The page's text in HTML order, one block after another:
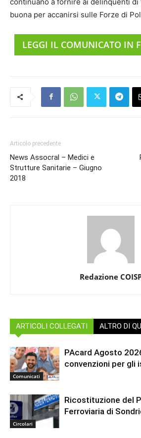
buona per accanirsi sulle Forze di
LEGGI IL COMUNICATO IN
Articolo precedente
News Assocral – Medici e
Strutture Sanitarie – Giugno
2018
Redazione
ARTICOLI COLLEGATI ALTRO DI
Comunicati
PAcard Agosto
convenzioni per gli
Circolari
Ricostituzione del
Ferroviaria di